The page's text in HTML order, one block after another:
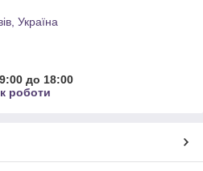
Україна
до 18:00
роботи